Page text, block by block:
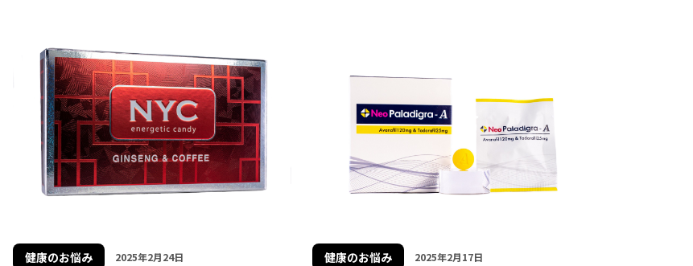
健康のお悩み 2025年2月24日 健康のお悩み 2025年2月17日